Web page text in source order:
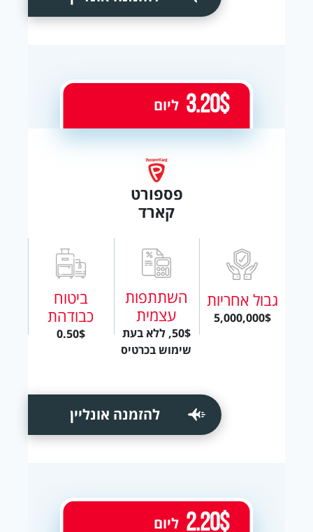
פספורט
קארד
גבול אחריות
5,000,000$
השתתפות
עצמית
50$, ללא בעת
שימוש בכרטיס
ביטוח
כבודהת
0.50$
3.20$ ליום
להזמנה אונליין
2.20$ ליום